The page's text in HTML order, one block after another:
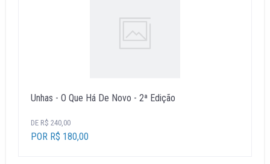
Unhas - O Que Há De Novo - 2ª Edição
DE R$ 240,00
POR R$ 180,00